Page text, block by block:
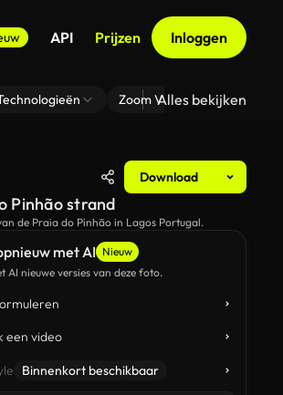
API Prijzen Inloggen
Zoom Virtuele
Alles bekijken
Download
met AI Nieuw
AI nieuwe versies van deze foto.
een video
Binnenkort beschikbaar
Pinhão strand
de Praia do Pinhão in Lagos Portugal.